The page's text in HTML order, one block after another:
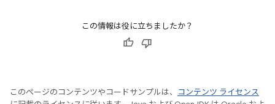
この情報は役に立ちましたか？
このページのコンテンツやコードサンプルは、
コンテンツ ライセンス